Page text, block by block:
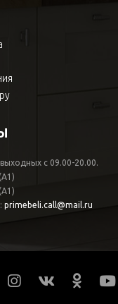
с 09.00-20.00.
(А1)
(А1)
primebeli.call@mail.ru